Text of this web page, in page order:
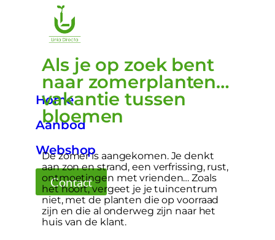
Home
Aanbod
Webshop
Contact
Als je op zoek bent
naar zomerplanten…
vakantie tussen
bloemen
De zomer is aangekomen. Je denkt
aan zon en strand, een verfrissing, rust,
ontmoetingen met vrienden… Zoals
het hoort, vergeet je je tuincentrum
niet, met de planten die op voorraad
zijn en die al onderweg zijn naar het
huis van de klant.